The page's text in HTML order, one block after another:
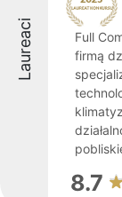
Laureaci
Full
firmą
8.7